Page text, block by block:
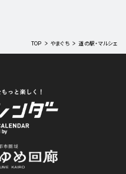
TOP やまぐち 道の駅・マルシェ